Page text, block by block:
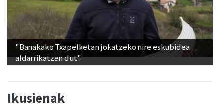
"Banakako Txapelketan jokatzeko nire eskubidea
aldarrikatzen dut"
Ikusienak